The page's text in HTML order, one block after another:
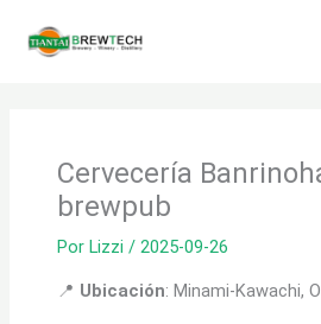
Cervecería
brewpub
Por Lizzi / 2025-09-26
📍 Ubicación: Minami-Kawachi,